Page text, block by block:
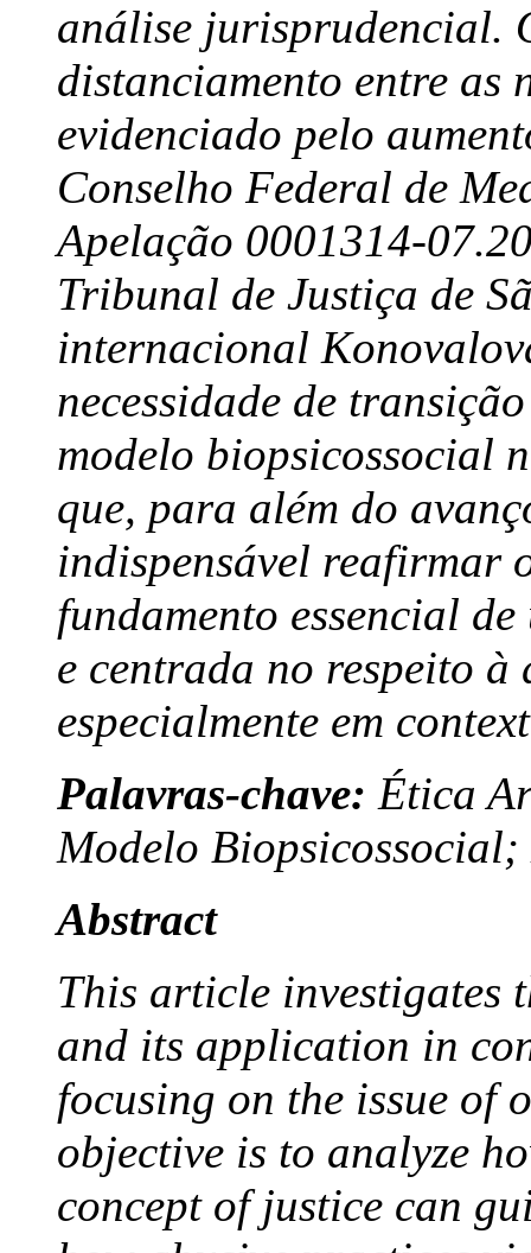
análise jurisprudencial.
distanciamento entre as
evidenciado pelo
Conselho Federal de
Apelação 0001314-
Tribunal de Justiça de
internacional
necessidade de
modelo biopsicossocial
que, para além do
indispensável reafirmar
fundamento essencial
e centrada no respeito à
especialmente em
Palavras-chave: Ética
Modelo
Abstract
This article investigates
and its application in
focusing on the issue of
objective is to analyze
concept of justice can